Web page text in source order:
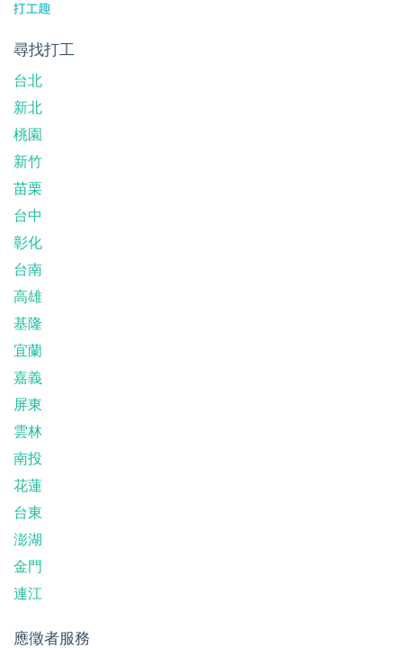
尋找打工
台北
新北
桃園
新竹
苗栗
台中
彰化
台南
高雄
基隆
宜蘭
嘉義
屏東
雲林
南投
花蓮
台東
澎湖
金門
連江
應徵者服務